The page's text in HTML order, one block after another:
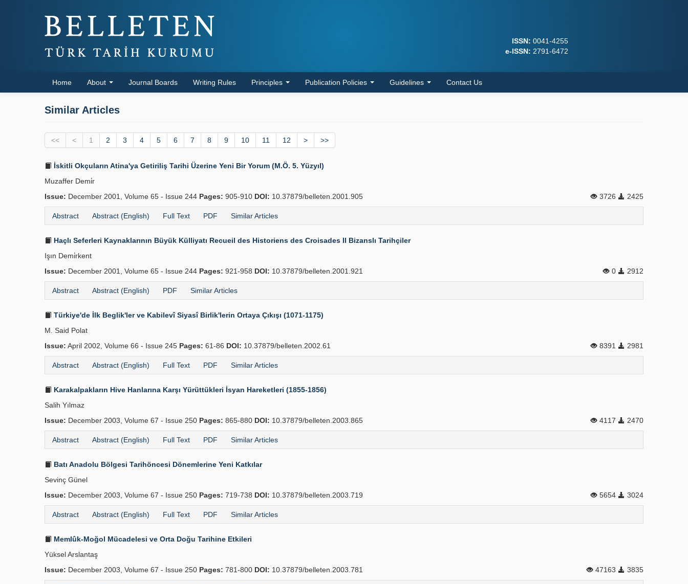
ISSN: 0041-4255
e-ISSN: 2791-6472
Home About Journal Boards Writing Rules Principles Publication Policies Guidelines Contact Us
Similar Articles
<< < 1 2 3 4 5 6 7 8 9 10 11 12 > >>
İskitli Okçuların Atina'ya Getiriliş Tarihi Üzerine Yeni Bir Yorum (M.Ö. 5. Yüzyıl)
Muzaffer Demi̇r
Issue: December 2001, Volume 65 - Issue 244 Pages: 905-910 DOI: 10.37879/belleten.2001.905 3726 2425
Abstract Abstract (English) Full Text PDF Similar Articles
Haçlı Seferleri Kaynaklarının Büyük Külliyatı Recueil des Historiens des Croisades II Bizanslı Tarihçiler
Işın Demi̇rkent
Issue: December 2001, Volume 65 - Issue 244 Pages: 921-958 DOI: 10.37879/belleten.2001.921 0 2912
Abstract Abstract (English) PDF Similar Articles
Türkiye'de İlk Beglik'ler ve Kabilevî Siyasî Birlik'lerin Ortaya Çıkışı (1071-1175)
M. Said Polat
Issue: April 2002, Volume 66 - Issue 245 Pages: 61-86 DOI: 10.37879/belleten.2002.61 8391 2981
Abstract Abstract (English) Full Text PDF Similar Articles
Karakalpakların Hive Hanlarına Karşı Yürüttükleri İsyan Hareketleri (1855-1856)
Salih Yılmaz
Issue: December 2003, Volume 67 - Issue 250 Pages: 865-880 DOI: 10.37879/belleten.2003.865 4117 2470
Abstract Abstract (English) Full Text PDF Similar Articles
Batı Anadolu Bölgesi Tarihöncesi Dönemlerine Yeni Katkılar
Sevinç Günel
Issue: December 2003, Volume 67 - Issue 250 Pages: 719-738 DOI: 10.37879/belleten.2003.719 5654 3024
Abstract Abstract (English) Full Text PDF Similar Articles
Memlûk-Moğol Mücadelesi ve Orta Doğu Tarihine Etkileri
Yüksel Arslantaş
Issue: December 2003, Volume 67 - Issue 250 Pages: 781-800 DOI: 10.37879/belleten.2003.781 47163 3835